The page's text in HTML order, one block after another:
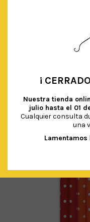
GLOBO XL
¡
Nuestra tienda
julio hasta el 01
Cualquier consulta
una